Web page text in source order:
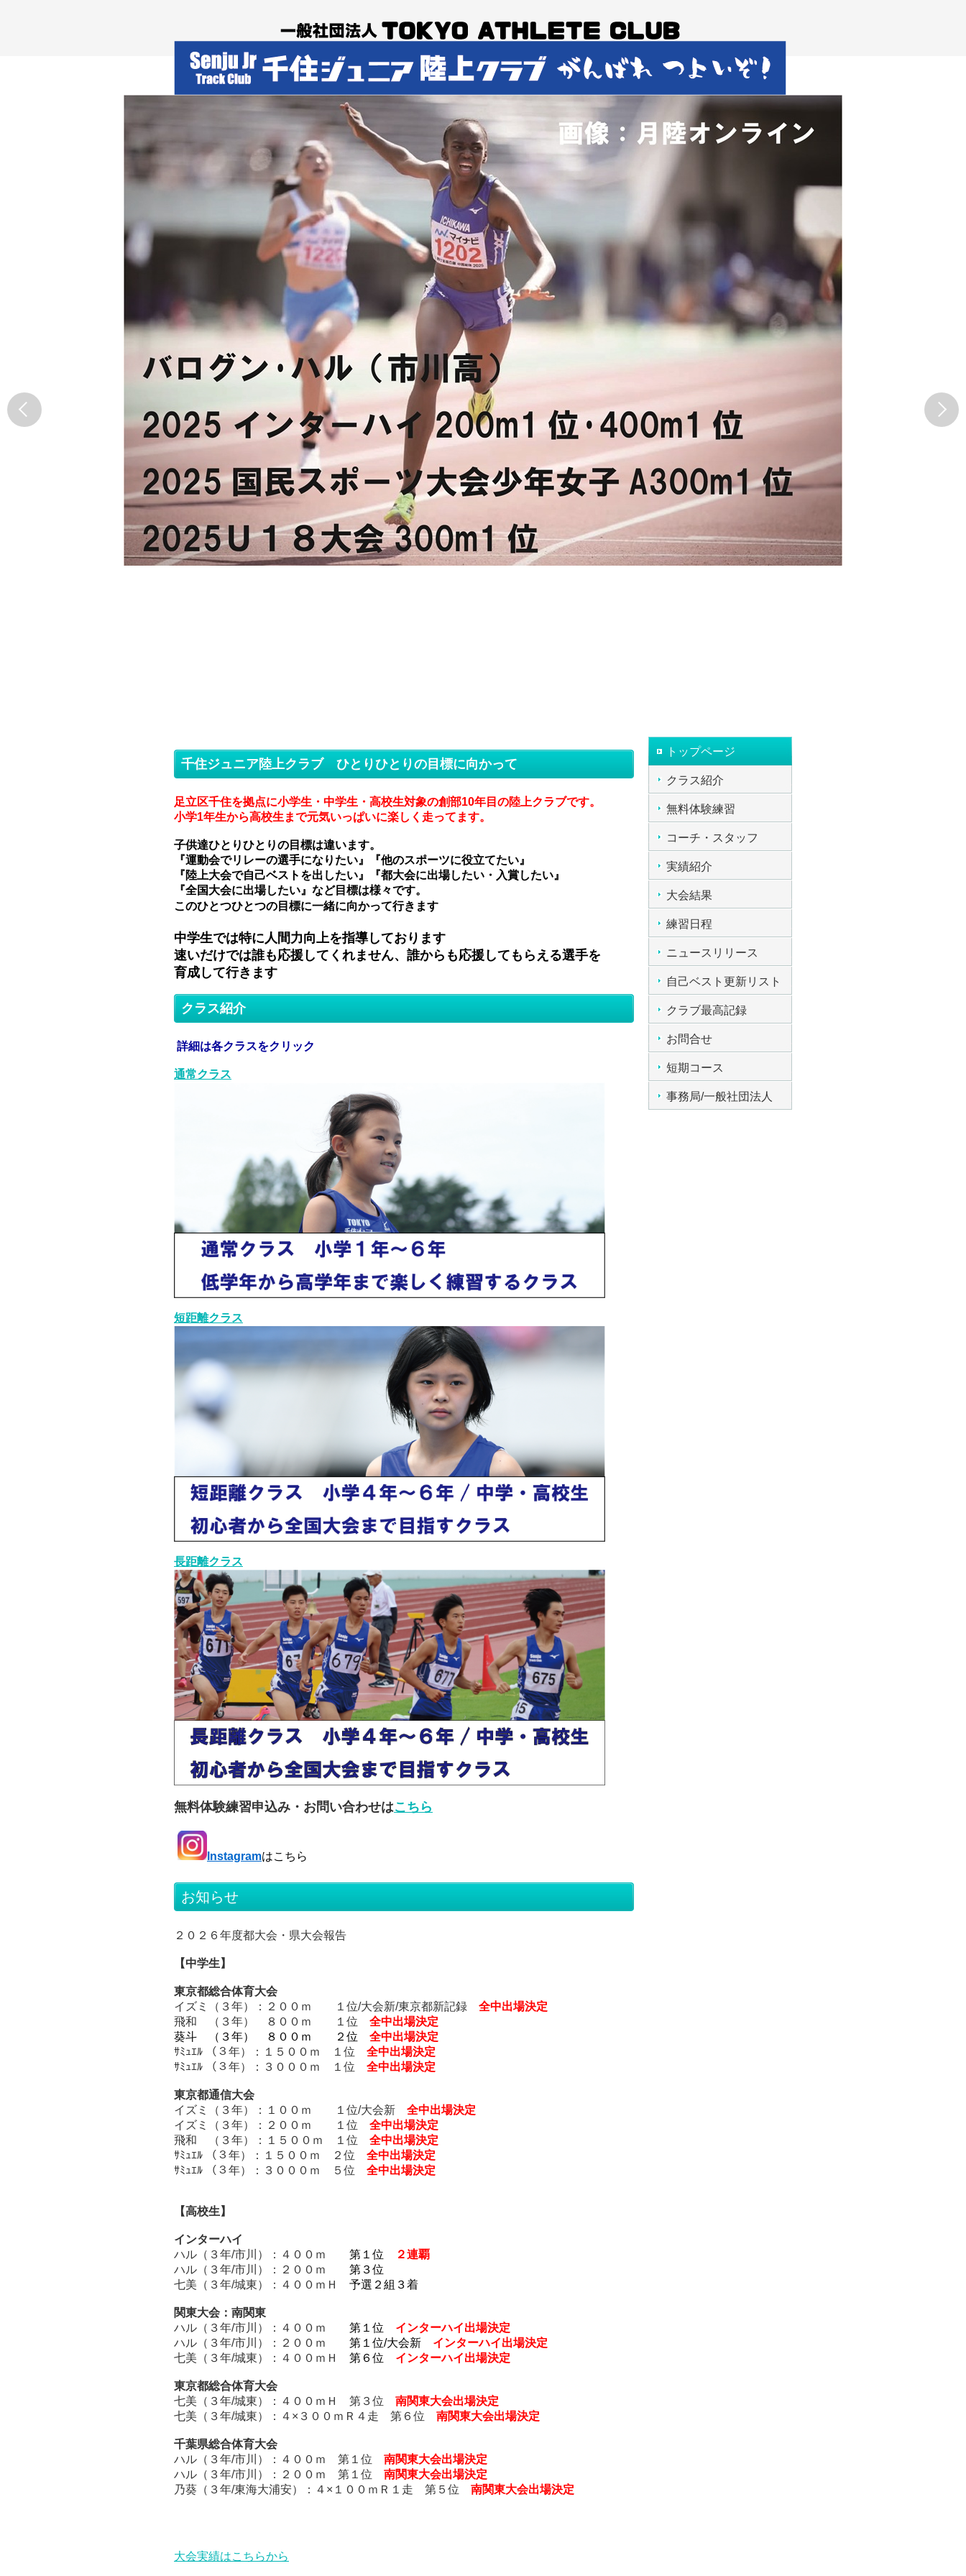
トップページ
クラス紹介
無料体験練習
コーチ・スタッフ
実績紹介
大会結果
練習日程
ニュースリリース
自己ベスト更新リスト
クラブ最高記録
お問合せ
短期コース
事務局/一般社団法人
千住ジュニア陸上クラブ ひとりひとりの目標に向かって
足立区千住を拠点に小学生・中学生・高校生対象の創部10年目の陸上クラブです。
小学1年生から高校生まで元気いっぱいに楽しく走ってます。
子供達ひとりひとりの目標は違います。
『運動会でリレーの選手になりたい』『他のスポーツに役立てたい』
『陸上大会で自己ベストを出したい』『都大会に出場したい・入賞したい』
『全国大会に出場したい』など目 標は様々です。
このひとつひとつの目標に一緒に向かって行きます
中学生では特に人間力向上を指導しております
速いだけでは誰も応援してくれません、 誰からも応援してもらえる選手を
育成して行きます
クラス紹介
詳細は各クラスをクリック
通常クラス
短距離クラス
長距離クラス
無料体験練習申込み・お問い合わせはこちら
Instagramはこちら
お知らせ
２０２６年度都大会・県大会報告
【中学生】
東京都総合体育大会
イズミ（３年）：２００ｍ １位/大会新/東京都新記録 全中出場決定
飛和 （３年） ８００ｍ １位 全中出場決定
葵斗 （３年） ８００ｍ ２位
全中出場決定
ｻﾐｭｴﾙ （３年）：１５００ｍ １位 全中出場決定
ｻﾐｭｴﾙ （３年）：３０ ００ｍ １位 全中出場決定
東京都通信大会
イズミ（３年）：１００ｍ １位/大会新 全中出場決定
イズミ（３年）：２００ｍ １位 全中出場決定
飛和 （３年）：１５００ｍ １位 全中出場決定
ｻﾐｭｴﾙ （３年）：１５００ｍ ２位 全中出場決定
ｻﾐｭｴﾙ （３年）：３０００ｍ
５位 全中出場決定
【高校生】
インターハイ
ハル（３年/市川）：４００ｍ 第１位 ２連覇
ハル（３年/市川）：２００ｍ 第３位
七美（３年/城東）：４００ｍＨ 予選２組３着
関東大会：南関東
ハル（３年/市川）：４００ｍ 第１位 インターハイ出場決定
ハル（３年/市川）：２００ｍ 第１位/大会新 インターハイ出場決定
七美（３年/城東）：４００ｍＨ 第６位 インターハイ出場決定
東京都総合体育大会
七美（ ３年/城東）：４００ｍＨ 第３位 南関東大会出場決定
七美 （ ３年/城東）：４×３００ｍＲ４走 第６位 南関東大会出場決定
千葉県総合体育大会
ハル（ ３年/市川）：４００ｍ 第１位 南関東大会出場決定
ハル（ ３年/市川）：２００ｍ 第１位 南関東大会出場決定
乃葵（ ３年/東海大浦安）：４×１００ｍＲ１走 第５位 南関東大会出場決定
大会実績はこちらから